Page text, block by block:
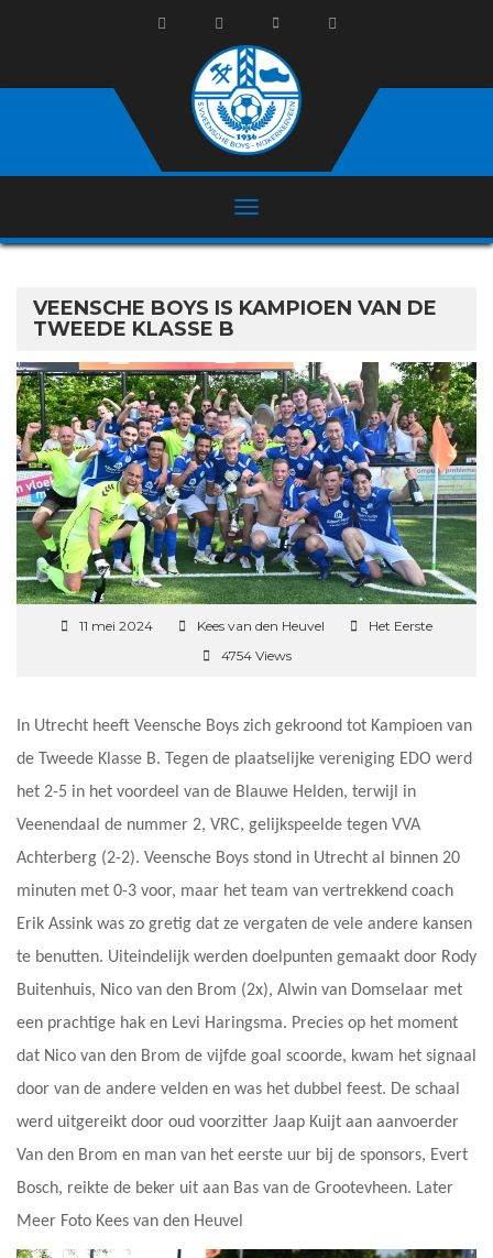
VEENSCHE BOYS IS KAMPIOEN VAN DE
TWEEDE KLASSE B
11 mei 2024 Kees van den Heuvel
Het Eerste
4754 Views
In Utrecht heeft Veensche Boys zich gekroond tot Kampioen van
de Tweede Klasse B. Tegen de plaatselijke vereniging EDO werd
het 2-5 in het voordeel van de Blauwe Helden, terwijl in
Veenendaal de nummer 2, VRC, gelijkspeelde tegen VVA
Achterberg (2-2). Veensche Boys stond in Utrecht al binnen 20
minuten met 0-3 voor, maar het team van vertrekkend coach
Erik Assink was zo gretig dat ze vergaten de vele andere kansen
te benutten. Uiteindelijk werden doelpunten gemaakt door Rody
Buitenhuis, Nico van den Brom (2x), Alwin van Domselaar met
een prachtige hak en Levi Haringsma. Precies op het moment
dat Nico van den Brom de vijfde goal scoorde, kwam het signaal
door van de andere velden en was het dubbel feest. De schaal
werd uitgereikt door oud voorzitter Jaap Kuijt aan aanvoerder
Van den Brom en man van het eerste uur bij de sponsors, Evert
Bosch, reikte de beker uit aan Bas van de Grootevheen. Later
Meer Foto Kees van den Heuvel